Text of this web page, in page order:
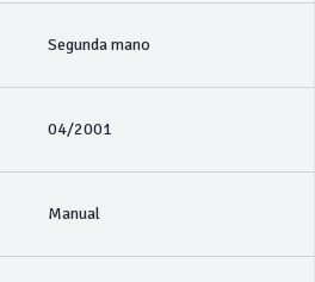
Segunda mano
04/2001
Manual